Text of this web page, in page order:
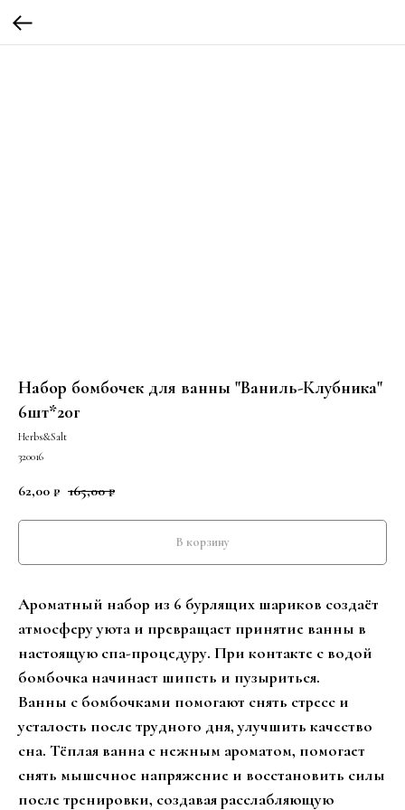
Набор бомбочек для ванны "Ваниль-Клубника"
6шт*20г
Herbs&Salt
320016
62,00 ₽ 165,00 ₽
В корзину
Ароматный набор из 6 бурлящих шариков создаёт
атмосферу уюта и превращает принятие ванны в
настоящую спа-процедуру. При контакте с водой
бомбочка начинает шипеть и пузыриться.
Ванны с бомбочками помогают снять стресс и
усталость после трудного дня, улучшить качество
сна. Тёплая ванна с нежным ароматом, помогает
снять мышечное напряжение и восстановить силы
после тренировки, создавая расслабляющую